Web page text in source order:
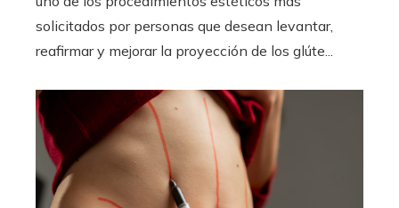
solicitados por personas que desean levantar,
reafirmar y mejorar la proyección de los glúte...